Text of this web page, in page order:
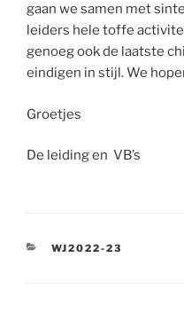
gaan we samen met
leiders hele toffe
genoeg ook de laatste
eindigen in stijl. We
Groetjes
De leiding en VB’s
CATEGORIEËN
WJ2022-23